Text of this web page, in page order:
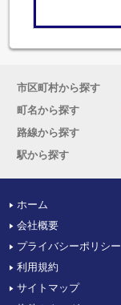
市区町村から探す
町名から探す
路線から探す
駅から探す
ホーム
会社概要
プライバシーポリシー
利用規約
サイトマップ